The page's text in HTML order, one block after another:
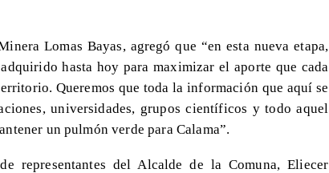
Lomas Bayas, agregó que “en esta nueva etapa,
hasta hoy para maximizar el aporte que cada
Queremos que toda la información que aquí se
universidades, grupos científicos y todo aquel
un pulmón verde para Calama”.
representantes del Alcalde de la Comuna, Eliecer